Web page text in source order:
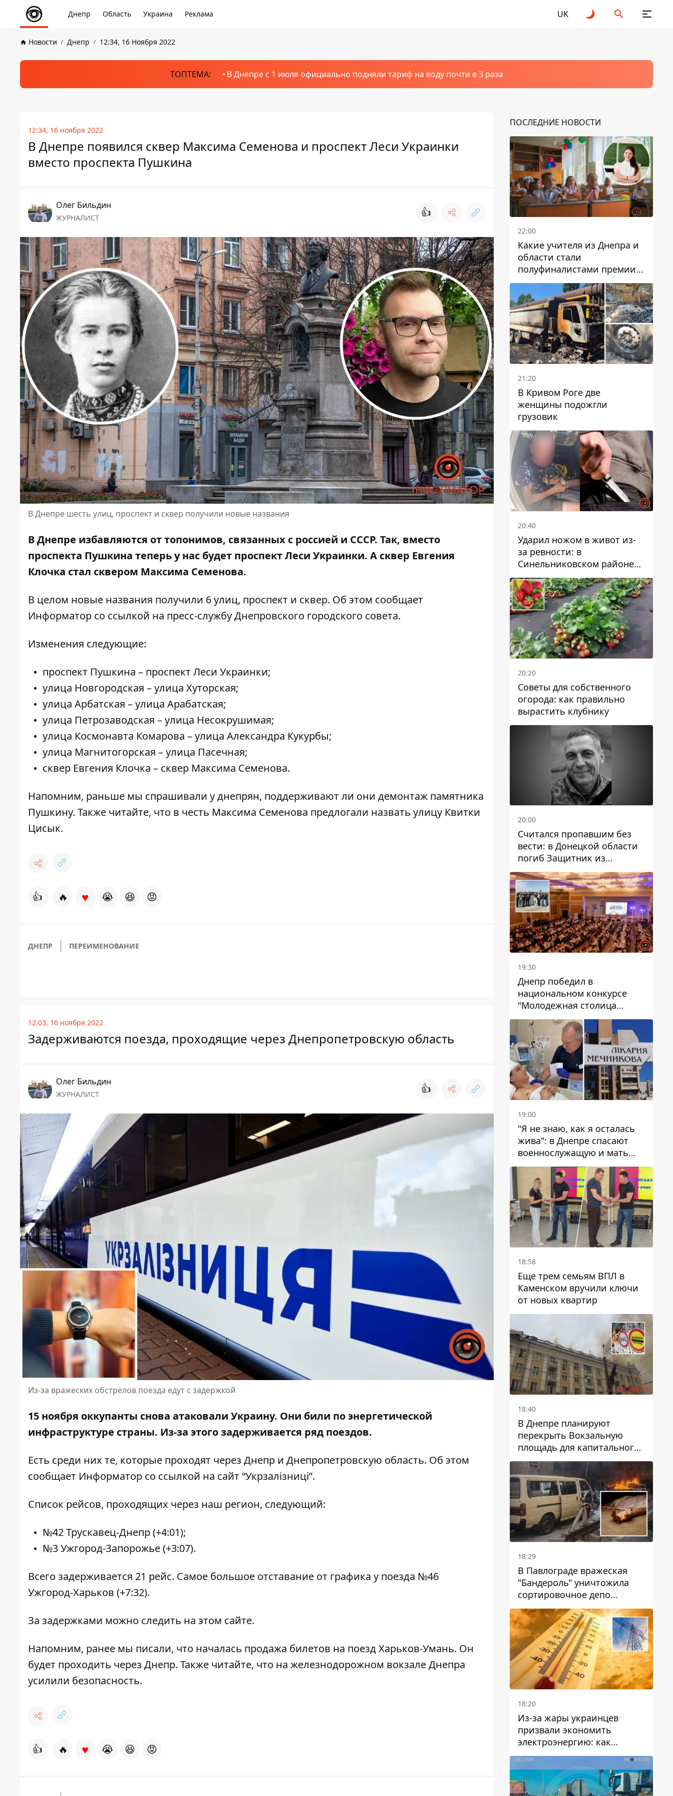
Днепр Область Украина Реклама UK
Новости Днепр 12:34, 16 Ноября 2022
ТОПТЕМА: В Днепре с 1 июля официально подняли тариф на воду почти в 3 раза
12:34, 16 ноября 2022
В Днепре появился сквер Максима Семенова и проспект Леси Украинки
вместо проспекта Пушкина
Олег Бильдин
ЖУРНАЛИСТ 👍
В Днепре шесть улиц, проспект и сквер получили новые названия
В Днепре избавляются от топонимов, связанных с россией и СССР. Так, вместо
проспекта Пушкина теперь у нас будет проспект Леси Украинки. А сквер Евгения
Клочка стал сквером Максима Семенова.
В целом новые названия получили 6 улиц, проспект и сквер. Об этом сообщает
Информатор со ссылкой на пресс-службу Днепровского городского совета.
Изменения следующие:
проспект Пушкина – проспект Леси Украинки;
улица Новгородская – улица Хуторская;
улица Арбатская – улица Арабатская;
улица Петрозаводская – улица Несокрушимая;
улица Космонавта Комарова – улица Александра Кукурбы;
улица Магнитогорская – улица Пасечная;
сквер Евгения Клочка – сквер Максима Семенова.
Напомним, раньше мы спрашивали у днепрян, поддерживают ли они демонтаж памятника
Пушкину. Также читайте, что в честь Максима Семенова предлогали назвать улицу Квитки
Цисык.
👍 🔥 ♥ 😭 😆 😡
ДНЕПР ПЕРЕИМЕНОВАНИЕ
12:03, 16 ноября 2022
Задерживаются поезда, проходящие через Днепропетровскую область
Олег Бильдин
ЖУРНАЛИСТ 👍
Из-за вражеских обстрелов поезда едут с задержкой
15 ноября оккупанты снова атаковали Украину. Они били по энергетической
инфраструктуре страны. Из-за этогозадерживается ряд поездов.
Есть среди них те, которые проходят через Днепр и Днепропетровскую область. Об этом
сообщает Информатор со ссылкой на сайт “Укрзалізниці”.
Список рейсов, проходящих через наш регион, следующий:
№42 Трускавец-Днепр (+4:01);
№3 Ужгород-Запорожье (+3:07).
Всего задерживается 21 рейс. Самое большое отставание от графика у поезда №46
Ужгород-Харьков (+7:32).
За задержками можно следить на этом сайте.
Напомним, ранее мы писали, что началась продажа билетов на поезд Харьков-Умань. Он
будет проходить через Днепр. Также читайте, что на железнодорожном вокзале Днепра
усилили безопасность.
👍 🔥 ♥ 😭 😆 😡
ПОСЛЕДНИЕ НОВОСТИ
22:00
Какие учителя из Днепра и
области стали
полуфиналистами премии
Global Teacher Prize Ukraine
2026
21:20
В Кривом Роге две
женщины подожгли
грузовик
20:40
Ударил ножом в живот из-
за ревности: в
Синельниковском районе
задержали 49-летнего
мужчину за убийство
20:20
Советы для собственного
огорода: как правильно
вырастить клубнику
20:00
Считался пропавшим без
вести: в Донецкой области
погиб Защитник из
Каменского Антон
Красовский
19:30
Днепр победил в
национальном конкурсе
"Молодежная столица
Украины – 2026"
19:00
"Я не знаю, как я осталась
жива": в Днепре спасают
военнослужащую и мать
четверых детей, которую
ранил КАБ
18:58
Еще трем семьям ВПЛ в
Каменском вручили ключи
от новых квартир
18:40
В Днепре планируют
перекрыть Вокзальную
площадь для капитального
ремонта дома, в который
попала вражеская ракета:
какие сроки
18:29
В Павлограде вражеская
"Бандероль" уничтожила
сортировочное депо
"Укрпошти" и убила двух
работниц
18:20
Из-за жары украинцев
призвали экономить
электроэнергию: как
избежать перегрузки сетей